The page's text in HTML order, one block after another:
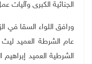
الجنائية الكبرى وآليات
ورافق اللواء السقا في
عام الشرطة العميد
الشرطية العميد إبراهيم